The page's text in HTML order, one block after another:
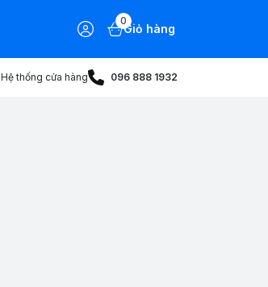
0
Giỏ hàng
Hệ thống cửa hàng 096 888 1932